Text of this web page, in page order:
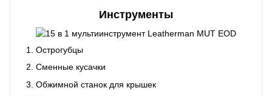
Инструменты
Острогубцы
Сменные кусачки
Обжимной станок для крышек